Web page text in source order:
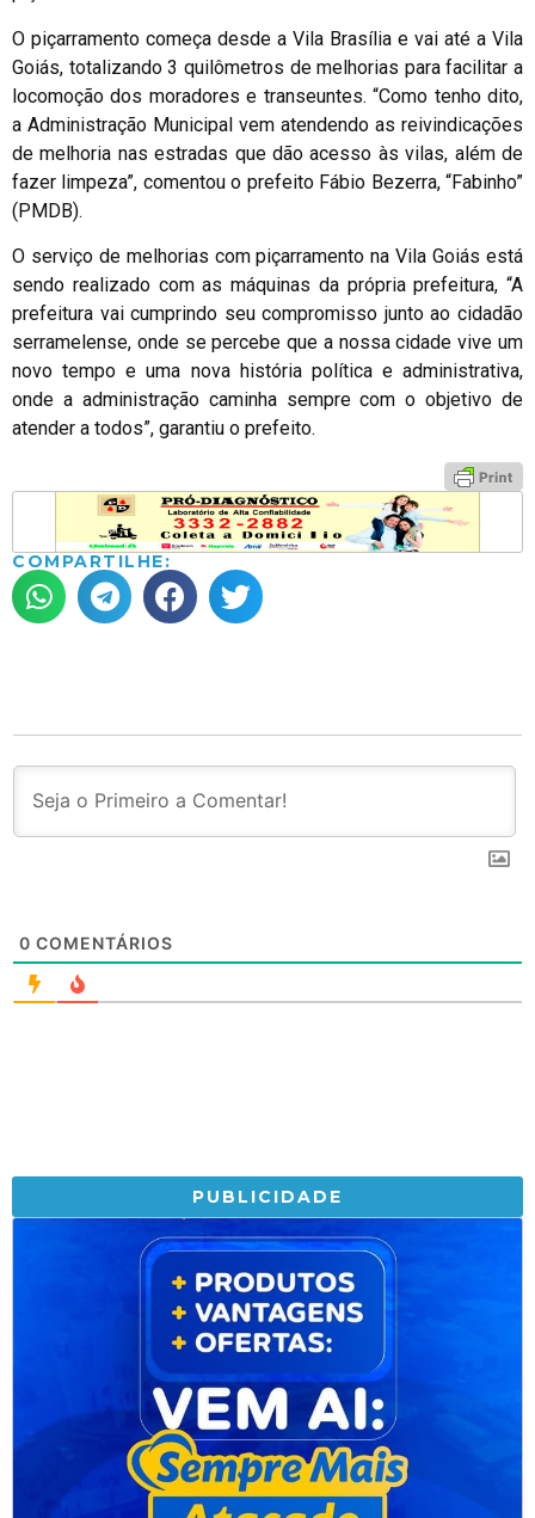
O piçarramento começa desde a Vila Brasília e vai até a Vila
Goiás, totalizando 3 quilômetros de melhorias para facilitar a
locomoção dos moradores e transeuntes. “Como tenho dito,
a Administração Municipal vem atendendo as reivindicações
de melhoria nas estradas que dão acesso às vilas, além de
fazer limpeza”, comentou o prefeito Fábio Bezerra, “Fabinho”
(PMDB).
O serviço de melhorias com piçarramento na Vila Goiás está
sendo realizado com as máquinas da própria prefeitura, “A
prefeitura vai cumprindo seu compromisso junto ao cidadão
serramelense, onde se percebe que a nossa cidade vive um
novo tempo e uma nova história política e administrativa,
onde a administração caminha sempre com o objetivo de
atender a todos”, garantiu o prefeito.
COMPARTILHE:
0 COMENTÁRIOS
PUBLICIDADE